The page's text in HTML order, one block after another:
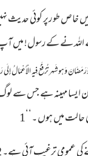
طو رپر کوئی حدیث
نے کے رسول! میں آپ
وَهو شَهر تُرْفَعُ فِیه الْأَعْمَالُ
ایسا مہینہ ہے جس سے
میں ہوں ۔‘‘1